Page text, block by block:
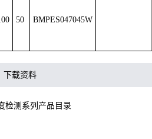
50 BMPES047045W
下载资料
检测系列产品目录